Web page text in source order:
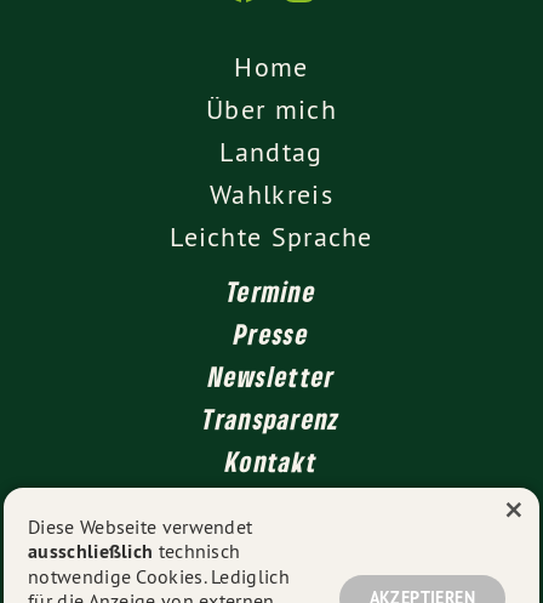
Home
Über mich
Landtag
Wahlkreis
Leichte Sprache
Termine
Presse
Newsletter
Transparenz
Kontakt
Impressum
Diese Webseite verwendet
ausschließlich technisch
notwendige Cookies. Lediglich
×